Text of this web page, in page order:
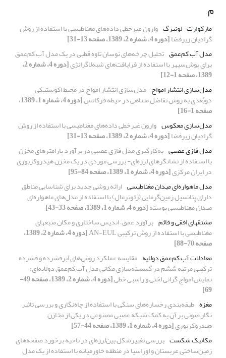
م
مارکوارت- لونبرگ وارون غیرخطی داده‌های مغناطیسی با استفاده از روش
گرادیان زیرفضا[دوره 4، شماره 2، 1389، صفحه 13-31]
مدل آب کم‌عمق تحلیل چرخه‌های نوسان تاوه قطبی در یک مدل آب کم‌عمق
برای پوش‌سپهر با استفاده از فرایافت‌های شبه‌لاگرانژی [دوره 4، شماره 2،
1389، صفحه 1-12]
مدل‌سازی انتشار امواج مدل‌سازی انتشار امواج در محیط اکوستیکی
دوبُعدی به روش تفاضل متناهی در حیطه فرکانس [دوره 4، شماره 1، 1389،
صفحه 1-16]
مدل‌سازی معکوس وارون غیرخطی داده‌های مغناطیسی با استفاده از روش
گرادیان زیرفضا[دوره 4، شماره 2، 1389، صفحه 13-31]
مدل فازی عصبی به‌کارگیری مدل فازی عصبی در برآورد پارامترهای مخزن
با استفاده از نشانگرهای لرزه‌ای- بررسی موردی در یک مخزن هیدروکربوری
در ایران مرکزی[دوره 4، شماره 1، 1389، صفحه 84-95]
مدل ماهواره‌ای میدان مغناطیسی ارائه روشی جدید برای شناسایی مناطق
دارای پتانسیل زمین‌گرمایی (ژئوترمال) با استفاده از مدل‌های ماهواره‌ای
میدان مغناطیسی پوسته[دوره 4، شماره 1، 1389، صفحه 33-43]
مشتق‏های افقی و قائم برآورد عمق، اندیس ساختاری و مکان منبع‏های
مغناطیسی با استفاده از روش ترکیبی AN-EUL [دوره 4، شماره 2، 1389،
صفحه 70-88]
معادلات آب کم‌‌عمق دولایه مقایسه عملکرد روش‌های اَبَرفشرده و فشرده
ترکیبی مرتبه ششم در گسسته‌سازی مکانی مدل آب کم‌عمق دولایه‌ای:
نمایش امواج گرانی لختی و راسبی خطی [دوره 4، شماره 2، 1389، صفحه 49-
69]
مغزه طبقه‌بندی رخساره‌‌های سنگی با استفاده از چاه‌نگاری و بررسی تاثیر
نگار صوتی بر آن به کمک شبکه عصبی مصنوعی در یکی از مخازن
هیدروکربوری[دوره 4، شماره 1، 1389، صفحه 44-57]
مکانیک شکست بررسی تغییرشکل بین‌لرزه‌ای در ناحیه برخورد صفحه‌های
زمین‌ساختی عربستان و اوراسیا در منطقه خاورمیانه با استفاده از یک مدل